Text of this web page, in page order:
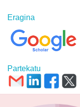
Eragina
Partekatu